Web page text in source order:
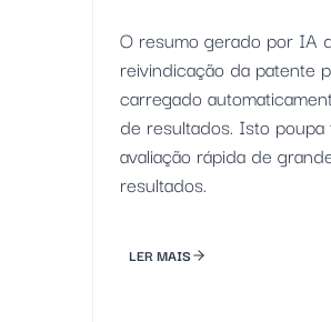
O resumo gerado por IA
reivindicação da patente
carregado
de resultados. Isto
avaliação rápida de
resultados.
LER MAIS